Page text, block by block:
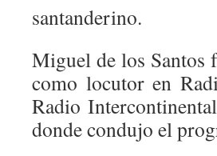
santanderino.
Miguel de los Santos
como locutor en
Radio
donde condujo el